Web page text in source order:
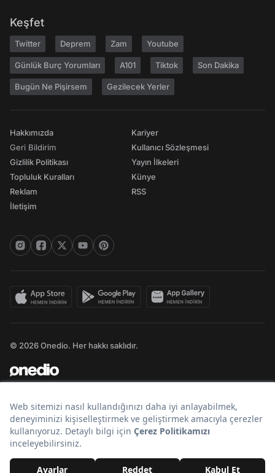
Keşfet
Twitter Deprem Zam Youtube
Günlük Burç Yorumları A101 Tiktok Son Dakika
Bugün Ne Pişirsem Gezilecek Yerler
Hakkımızda
Geri Bildirim
Gizlilik Politikası
Topluluk Kuralları
Reklam
İletişim
Kariyer
Kullanıcı Sözleşmesi
Yayın İlkeleri
Künye
RSS
© 2026 Onedio. Her hakkı saklıdır.
Bir markasıdır.